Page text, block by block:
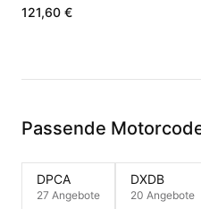
05E109088E
121,60 €
Passende
DPCA
27 Angebote
DXDB
20 Angebote